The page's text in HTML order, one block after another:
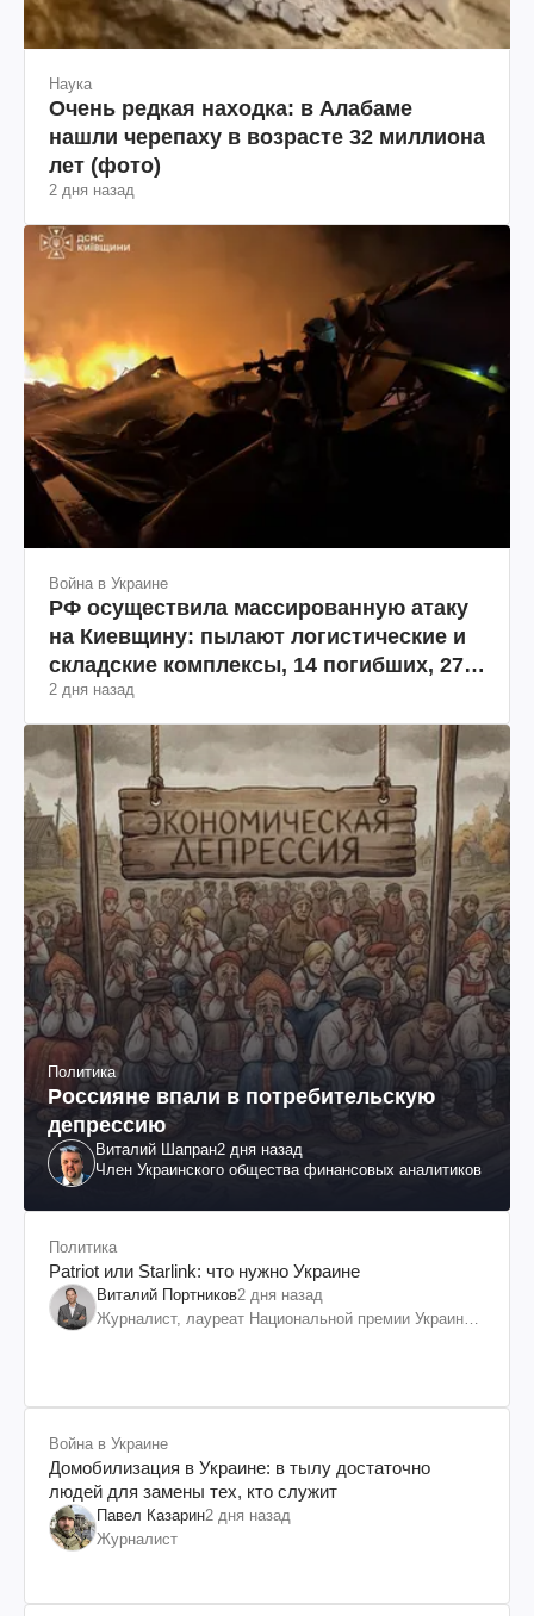
Наука
Очень редкая находка: в Алабаме
нашли черепаху в возрасте 32 миллиона
лет (фото)
2 дня назад
Война в Украине
РФ осуществила массированную атаку
на Киевщину: пылают логистические и
складские комплексы, 14 погибших, 27
раненых (фото, видео)
2 дня назад
Политика
Россияне впали в потребительскую
депрессию
Виталий Шапран2 дня назад
Член Украинского общества финансовых аналитиков
Политика
Patriot или Starlink: что нужно Украине
Виталий Портников2 дня назад
Журналист, лауреат Национальной премии Украины
Война в Украине
Домобилизация в Украине: в тылу достаточно
людей для замены тех, кто служит
Павел Казарин2 дня назад
Журналист